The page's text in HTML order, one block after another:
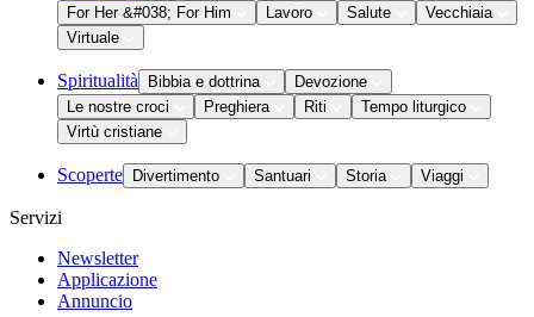
For Her &#038; For Him
Lavoro Salute
Vecchiaia
Virtuale
Spiritualità Bibbia e dottrina
Devozione
Le nostre croci
Preghiera Riti
Tempo liturgico
Virtù cristiane
Scoperte Divertimento Santuari Storia Viaggi
Servizi
Newsletter
Applicazione
Annuncio